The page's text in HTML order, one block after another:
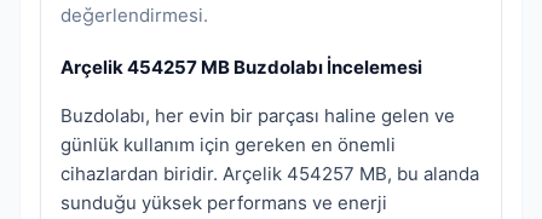
değerlendirmesi.
Arçelik 454257 MB Buzdolabı İncelemesi
Buzdolabı, her evin bir parçası haline gelen ve
günlük kullanım için gereken en önemli
cihazlardan biridir. Arçelik 454257 MB, bu alanda
sunduğu yüksek performans ve enerji